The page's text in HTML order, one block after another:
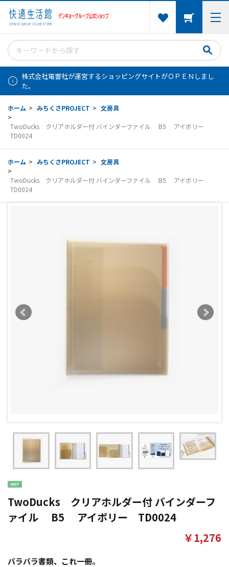
株式会社電響社が運営するショッピングサイトがＯＰＥＮしまし
た。
ホーム > みちくさPROJECT > 文房具
>
TwoDucks クリアホルダー付 バインダーファイル B5 アイボリー
TD0024
ホーム > みちくさPROJECT > 文房具
>
TwoDucks クリアホルダー付 バインダーファイル B5 アイボリー
TD0024
TwoDucks クリアホルダー付 バインダーフ
ァイル B5 アイボリー TD0024
バラバラ書類、これ一冊。
￥1,276